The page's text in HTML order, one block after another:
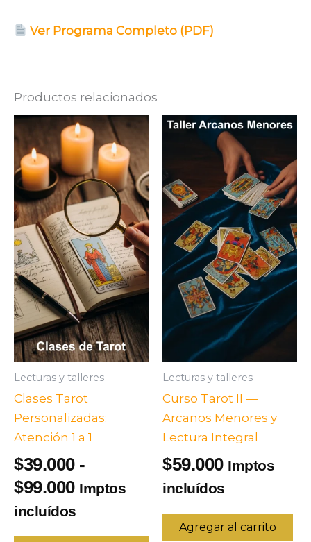
Ver Programa Completo (PDF)
Productos relacionados
Lecturas y talleres
Clases Tarot
Personalizadas:
Atención 1 a 1
$39.000 -
$99.000Rango
de
precios:
Imptos
incluídos
Lecturas y talleres
Curso Tarot II —
Arcanos Menores y
Lectura Integral
$59.000 Imptos
incluídos
Agregar al carrito